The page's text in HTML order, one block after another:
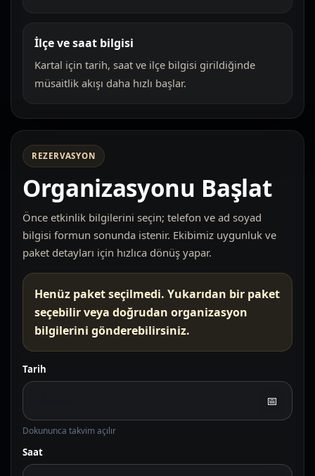
İlçe ve saat bilgisi
Kartal için tarih, saat ve ilçe bilgisi girildiğinde
müsaitlik akışı daha hızlı başlar.
REZERVASYON
Organizasyonu Başlat
Önce etkinlik bilgilerini seçin; telefon ve ad soyad
bilgisi formun sonunda istenir. Ekibimiz uygunluk ve
paket detayları için hızlıca dönüş yapar.
Henüz paket seçilmedi. Yukarıdan bir paket
seçebilir veya doğrudan organizasyon
bilgilerini gönderebilirsiniz.
Tarih
📅
Dokununca takvim açılır
Saat